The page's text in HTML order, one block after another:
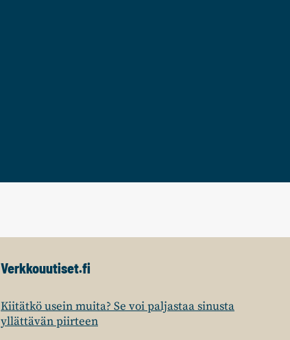
Verkkouutiset.fi
Kiitätkö usein muita? Se voi paljastaa sinusta
yllättävän piirteen